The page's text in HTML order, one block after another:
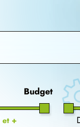
Budget
et +